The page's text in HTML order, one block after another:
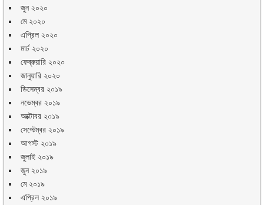
জুন ২০২০
মে ২০২০
এপ্রিল ২০২০
মার্চ ২০২০
ফেব্রুয়ারি ২০২০
জানুয়ারি ২০২০
ডিসেম্বর ২০১৯
নভেম্বর ২০১৯
অক্টোবর ২০১৯
সেপ্টেম্বর ২০১৯
আগস্ট ২০১৯
জুলাই ২০১৯
জুন ২০১৯
মে ২০১৯
এপ্রিল ২০১৯